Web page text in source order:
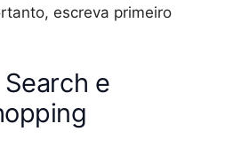
escreva primeiro
e